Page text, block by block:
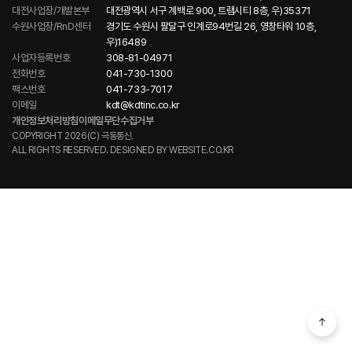
대전사업장/개발본부
대전광역시 서구 계백로 900, 트램시티 8층, 우)35371
수원사업장/RnD센터
경기도 수원시 팔달구 인계로94번길 26, 영창타워 10층,
우)16489
사업자등록번호
308-81-04971
전화번호
041-730-1300
팩스번호
041-733-7017
이메일
kdt@kdtinc.co.kr
개인정보처리방침이메일무단수집거부
COPYRIGHT 2026(C) 극동통신.
ALL RIGHTS RESERVED. DESIGNED BYWEBSITE.CO.KR